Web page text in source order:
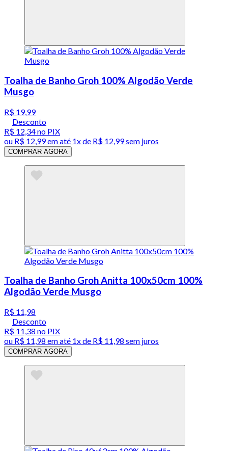
Toalha de Banho Groh 100% Algodão Verde
Musgo
R$ 19,99
Desconto
R$ 12,34no PIX
ou R$ 12,99em até 1x de R$ 12,99sem juros
COMPRAR AGORA
Toalha de Banho Groh Anitta 100x50cm 100%
Algodão Verde Musgo
R$ 11,98
Desconto
R$ 11,38 no PIX
ou R$ 11,98 em até 1x de R$ 11,98 sem juros
COMPRAR AGORA